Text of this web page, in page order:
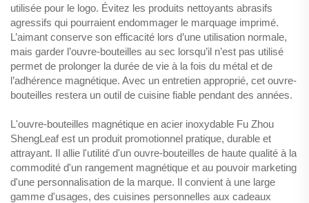
utilisée pour le logo. Évitez les produits nettoyants abrasifs
agressifs qui pourraient endommager le marquage imprimé.
L’aimant conserve son efficacité lors d’une utilisation normale,
mais garder l’ouvre-bouteilles au sec lorsqu’il n’est pas utilisé
permet de prolonger la durée de vie à la fois du métal et de
l’adhérence magnétique. Avec un entretien approprié, cet ouvre-
bouteilles restera un outil de cuisine fiable pendant des années.
L'ouvre-bouteilles magnétique en acier inoxydable Fu Zhou
ShengLeaf est un produit promotionnel pratique, durable et
attrayant. Il allie l'utilité d'un ouvre-bouteilles de haute qualité à la
commodité d'un rangement magnétique et au pouvoir marketing
d'une personnalisation de la marque. Il convient à une large
gamme d'usages, des cuisines personnelles aux cadeaux